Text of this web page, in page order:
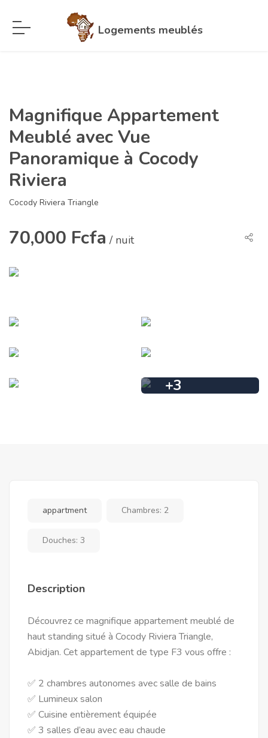
Logements meublés
Magnifique Appartement
Meublé avec Vue
Panoramique à Cocody
Riviera
Cocody Riviera Triangle
70,000 Fcfa / nuit
+3
appartment Chambres: 2
Douches: 3
Description
Découvrez ce magnifique appartement meublé de
haut standing situé à Cocody Riviera Triangle,
Abidjan. Cet appartement de type F3 vous offre :
✅ 2 chambres autonomes avec salle de bains
✅ Lumineux salon
✅ Cuisine entièrement équipée
✅ 3 salles d’eau avec eau chaude